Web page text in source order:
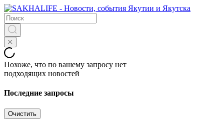
Похоже, что по вашему запросу нет
подходящих новостей
Последние запросы
Очистить